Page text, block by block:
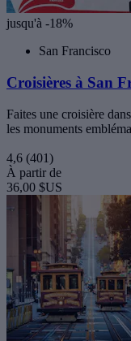
jusqu'à -18%
San Francisco
Croisières à San
Faites une croisière
les monuments
4,6 (401)
À partir de
36,00 $US